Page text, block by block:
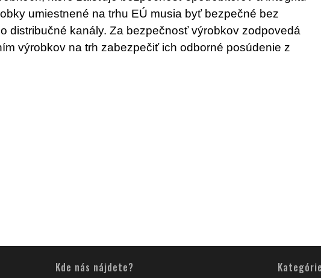
umiestnené na trhu EÚ musia byť bezpečné bez
distribučné kanály. Za bezpečnosť výrobkov zodpovedá
výrobkov na trh zabezpečiť ich odborné posúdenie z
Kde nás nájdete?